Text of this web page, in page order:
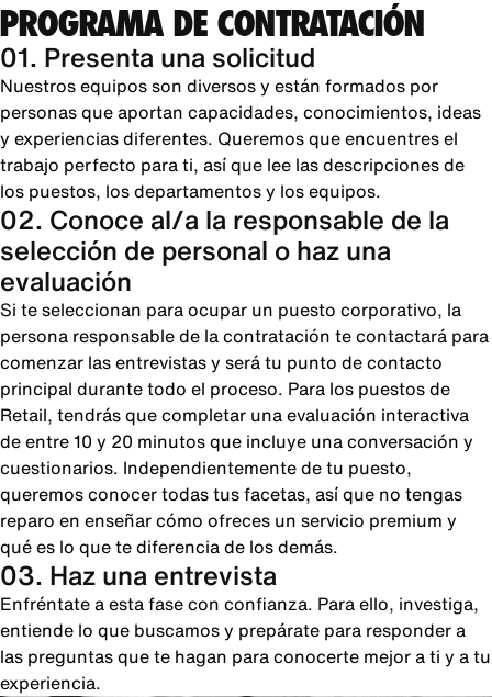
PROGRAMA DE CONTRATACIÓN
01. Presenta una solicitud
Nuestros equipos son diversos y están formados por
personas que aportan capacidades, conocimientos, ideas
y experiencias diferentes. Queremos que encuentres el
trabajo perfecto para ti, así que lee las descripciones de
los puestos, los departamentos y los equipos.
02. Conoce al/a la responsable de la
selección de personal o haz una
evaluación
Si te seleccionan para ocupar un puesto corporativo, la
persona responsable de la contratación te contactará para
comenzar las entrevistas y será tu punto de contacto
principal durante todo el proceso. Para los puestos de
Retail, tendrás que completar una evaluación interactiva
de entre 10 y 20 minutos que incluye una conversación y
cuestionarios. Independientemente de tu puesto,
queremos conocer todas tus facetas, así que no tengas
reparo en enseñar cómo ofreces un servicio premium y
qué es lo que te diferencia de los demás.
03. Haz una entrevista
Enfréntate a esta fase con confianza. Para ello, investiga,
entiende lo que buscamos y prepárate para responder a
las preguntas que te hagan para conocerte mejor a ti y a tu
experiencia.